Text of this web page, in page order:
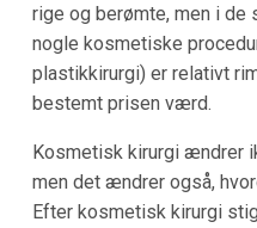
rige og berømte, men i de
nogle kosmetiske
plastikkirurgi) er relativt
bestemt prisen værd.
Kosmetisk kirurgi ændrer
men det ændrer også,
Efter kosmetisk kirurgi